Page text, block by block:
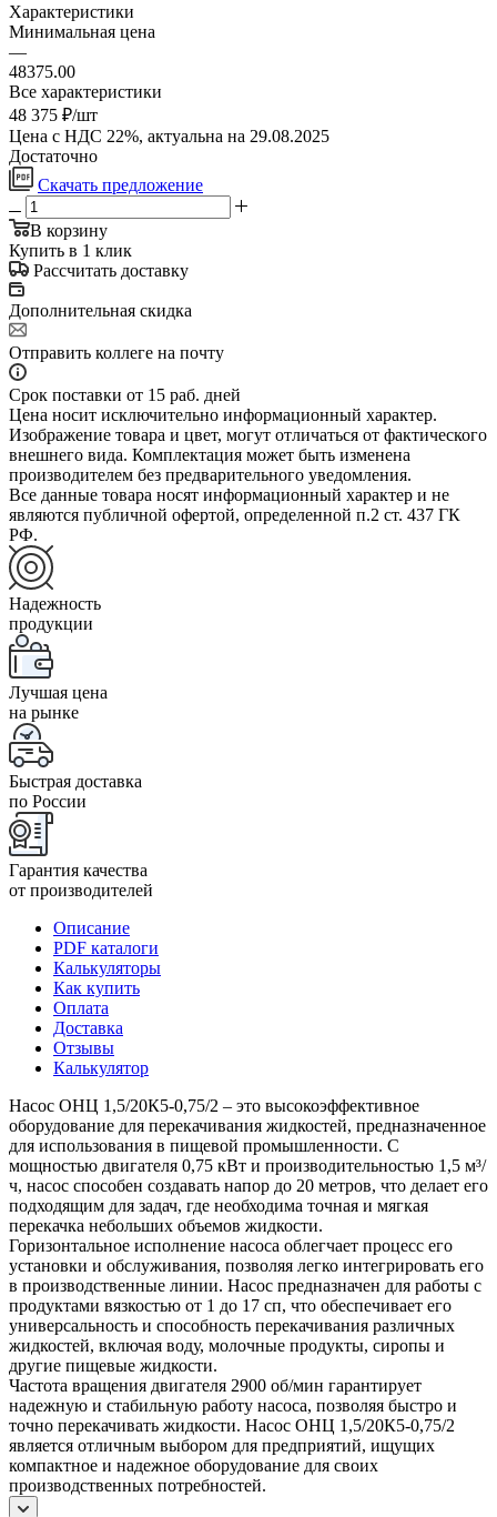
Характеристики
Минимальная цена
—
48375.00
Все характеристики
48 375 ₽/шт
Цена с НДС 22%, актуальна на 29.08.2025
Достаточно
Скачать предложение
В корзину
Купить в 1 клик
Рассчитать доставку
Дополнительная скидка
Отправить коллеге на почту
Срок поставки от 15 раб. дней
Цена носит исключительно информационный характер.
Изображение товара и цвет, могут отличаться от фактического
внешнего вида. Комплектация может быть изменена
производителем без предварительного уведомления.
Все данные товара носят информационный характер и не
являются публичной офертой, определенной п.2 ст. 437 ГК
РФ.
Надежность
продукции
Лучшая цена
на рынке
Быстрая доставка
по России
Гарантия качества
от производителей
Описание
PDF каталоги
Калькуляторы
Как купить
Оплата
Доставка
Отзывы
Калькулятор
Насос ОНЦ 1,5/20К5-0,75/2 – это высокоэффективное
оборудование для перекачивания жидкостей, предназначенное
для использования в пищевой промышленности. С
мощностью двигателя 0,75 кВт и производительностью 1,5 м³/
ч, насос способен создавать напор до 20 метров, что делает его
подходящим для задач, где необходима точная и мягкая
перекачка небольших объемов жидкости.
Горизонтальное исполнение насоса облегчает процесс его
установки и обслуживания, позволяя легко интегрировать его
в производственные линии. Насос предназначен для работы с
продуктами вязкостью от 1 до 17 сп, что обеспечивает его
универсальность и способность перекачивания различных
жидкостей, включая воду, молочные продукты, сиропы и
другие пищевые жидкости.
Частота вращения двигателя 2900 об/мин гарантирует
надежную и стабильную работу насоса, позволяя быстро и
точно перекачивать жидкости. Насос ОНЦ 1,5/20К5-0,75/2
является отличным выбором для предприятий, ищущих
компактное и надежное оборудование для своих
производственных потребностей.